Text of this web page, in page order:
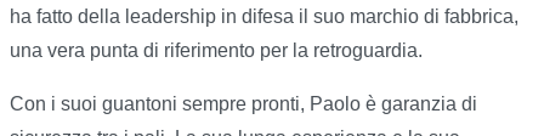
ha fatto della leadership in difesa il suo marchio di fabbrica,
una vera punta di riferimento per la retroguardia.
Con i suoi guantoni sempre pronti, Paolo è garanzia di